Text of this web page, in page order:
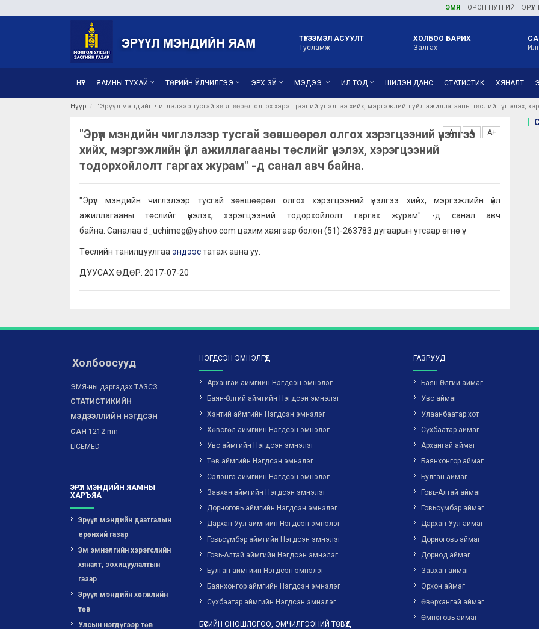
ЭМЯОРОН НУТГИЙН ЭРҮҮЛ
ТҮГЭЭМЭЛ АСУУЛТ
Тусламж
ХОЛБОО БАРИХ
Залгах
НҮҮР ЯАМНЫ ТУХАЙ ТӨРИЙН ҮЙЛЧИЛГЭЭ ЭРХ ЗҮЙ МЭДЭЭ ИЛ ТОД ШИЛЭН ДАНС СТАТИСТИК ХЯНАЛТ
Нүүр "Эрүүл мэндийн чиглэлээр тусгай зөвшөөрөл олгох хэрэгцээний үнэлгээ хийх, мэргэжлийн үйл ажиллагааны төслийг үнэлэх,
A- A A+
"Эрүүл мэндийн чиглэлээр тусгай зөвшөөрөл олгох хэрэгцээний үнэлгээ
хийх, мэргэжлийн үйл ажиллагааны төслийг үнэлэх, хэрэгцээний
тодорхойлолт гаргах журам" -д санал авч байна.
"Эрүүл мэндийн чиглэлээр тусгай зөвшөөрөл олгох хэрэгцээний үнэлгээ хийх, мэргэжлийн үйл
ажиллагааны төслийг үнэлэх, хэрэгцээний тодорхойлолт гаргах журам" -д санал авч
байна. Саналаа d_uchimeg@yahoo.com цахим хаягаар болон (51)-263783 дугаарын утсаар өгнө үү.
Төслийн танилцуулгаа эндээстатаж авна уу.
ДУУСАХ ӨДӨР: 2017-07-20
Холбоосууд
ЭМЯ-ны дэргэдэх ТАЗСЗ
СТАТИСТИКИЙН
МЭДЭЭЛЛИЙН НЭГДСЭН
САН-1212.mn
LICEMED
ЭРҮҮЛ МЭНДИЙН ЯАМНЫ
ХАРЪЯА
Эрүүл мэндийн даатгалын
ерөнхий газар
Эм эмнэлгийн хэрэгслийн
хяналт, зохицуулалтын
газар
Эрүүл мэндийн хөгжлийн
төв
Улсын нэгдүгээр төв
НЭГДСЭН ЭМНЭЛГҮҮД
Архангай аймгийн Нэгдсэн эмнэлэг
Баян-Өлгий аймгийн Нэгдсэн эмнэлэг
Хэнтий аймгийн Нэгдсэн эмнэлэг
Хөвсгөл аймгийн Нэгдсэн эмнэлэг
Увс аймгийн Нэгдсэн эмнэлэг
Төв аймгийн Нэгдсэн эмнэлэг
Сэлэнгэ аймгийн Нэгдсэн эмнэлэг
Завхан аймгийн Нэгдсэн эмнэлэг
Дорноговь аймгийн Нэгдсэн эмнэлэг
Дархан-Уул аймгийн Нэгдсэн эмнэлэг
Говьсүмбэр аймгийн Нэгдсэн эмнэлэг
Говь-Алтай аймгийн Нэгдсэн эмнэлэг
Булган аймгийн Нэгдсэн эмнэлэг
Баянхонгор аймгийн Нэгдсэн эмнэлэг
Сүхбаатар аймгийн Нэгдсэн эмнэлэг
БҮСИЙН ОНОШЛОГОО, ЭМЧИЛГЭЭНИЙ ТӨВҮҮД
ГАЗРУУД
Баян-Өлгий аймаг
Увс аймаг
Улаанбаатар хот
Сүхбаатар аймаг
Архангай аймаг
Баянхонгор аймаг
Булган аймаг
Говь-Алтай аймаг
Говьсүмбэр аймаг
Дархан-Уул аймаг
Дорноговь аймаг
Дорнод аймаг
Завхан аймаг
Орхон аймаг
Өвөрхангай аймаг
Өмнөговь аймаг